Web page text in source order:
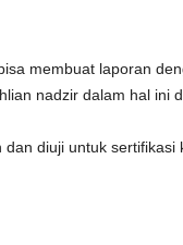
membuat laporan
nadzir dalam hal ini
diuji untuk sertifikasi